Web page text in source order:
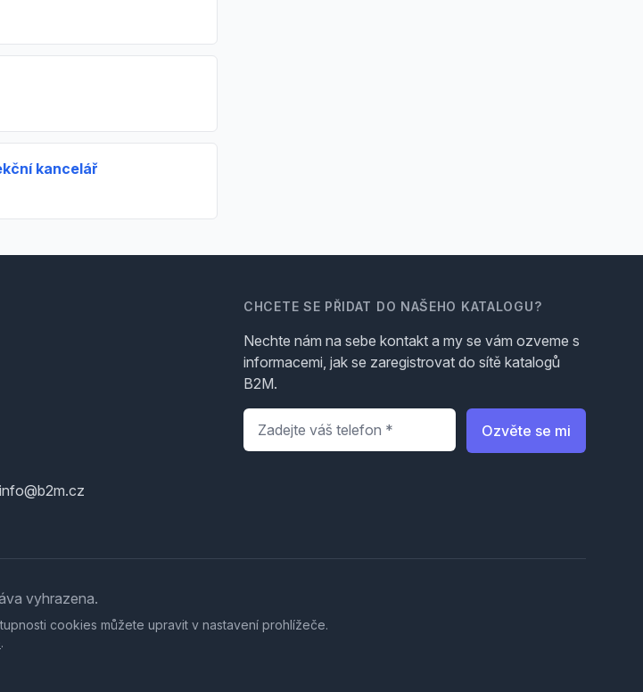
kancelář
CHCETE SE PŘIDAT DO NAŠEHO KATALOGU?
Nechte nám na sebe kontakt a my se vám ozveme s
informacemi, jak se zaregistrovat do sítě katalogů
B2M.
Telefon
Ozvěte se mi
vyhrazena.
cookies můžete upravit v nastavení prohlížeče.
.